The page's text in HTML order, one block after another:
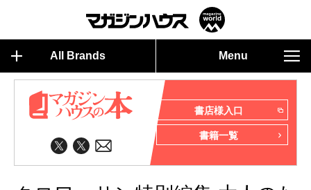
All Brands Menu
書店様入口
書籍一覧